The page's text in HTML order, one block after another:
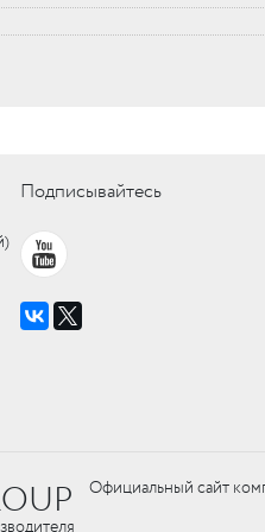
Подписывайтесь
Официальный сайт